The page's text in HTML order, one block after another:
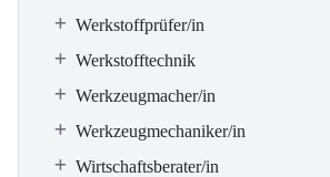
Werkstoffprüfer/in
Werkstofftechnik
Werkzeugmacher/in
Werkzeugmechaniker/in
Wirtschaftsberater/in